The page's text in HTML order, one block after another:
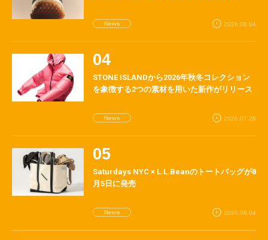
News 2026.08.04
STONE ISLANDから2026年秋冬コレクション
を象徴する2つの素材を用いた新作がリリース
News 2026.07.29
Saturdays NYC × L.L.Beanのトートバッグが8
月5日に発売
News 2026.08.04